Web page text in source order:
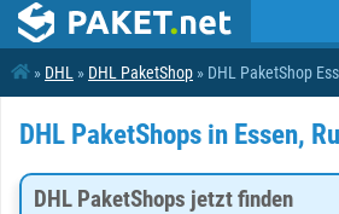
» DHL » DHL PaketShop » DHL PaketShop
DHL PaketShops in Essen,
DHL PaketShops jetzt finden